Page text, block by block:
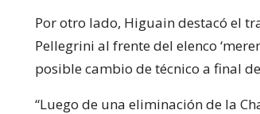
Por otro lado, Higuain destacó el
Pellegrini al frente del elenco
posible cambio de técnico a final
“Luego de una eliminación de la